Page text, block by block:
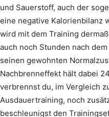
und Sauerstoff, auch der
eine negative Kalorienbilanz
wird mit dem Training
auch noch Stunden nach
seinen gewohnten
Nachbrenneffekt hält dabei
verbrennst du, im Vergleich
Ausdauertraining, noch
beschleunigst den